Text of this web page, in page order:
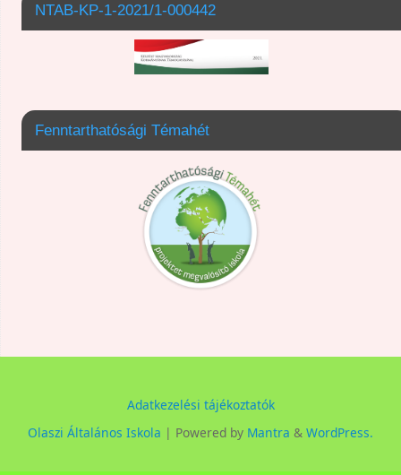
NTAB-KP-1-2021/1-000442
Fenntarthatósági Témahét
Adatkezelési tájékoztatók
Olaszi Általános Iskola | Powered by Mantra & WordPress.